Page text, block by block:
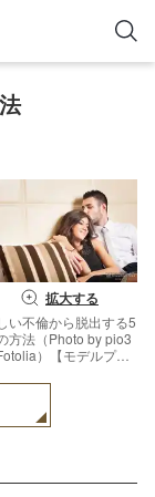
拡大する
い不倫から脱出する5
方法（Photo by pio3
）【モデルプレ